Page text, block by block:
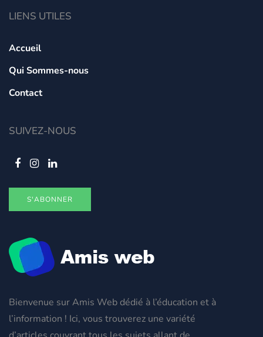
Bienvenue sur Amis Web dédié à l’éducation et à
l’information ! Ici, vous trouverez une variété
LIENS UTILES
Accueil
Qui Sommes-nous
Contact
SUIVEZ-NOUS
S'ABONNER